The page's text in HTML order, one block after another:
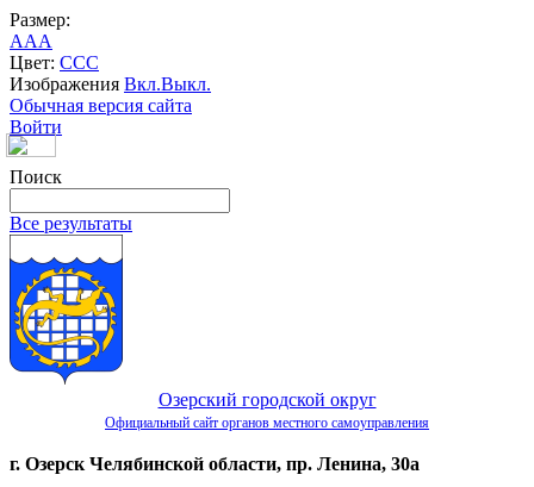
Размер:
AAA
Цвет: CCC
Изображения Вкл.Выкл.
Обычная версия сайта
Войти
Поиск
Все результаты
Озерский городской округ
Официальный сайт органов местного самоуправления
г. Озерск Челябинской области, пр. Ленина, 30а